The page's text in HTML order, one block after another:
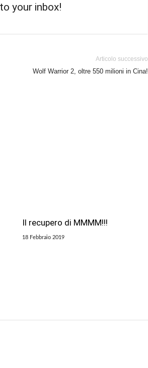
your inbox!
Articolo successivo
Wolf Warrior 2, oltre 550 milioni in Cina!
Il recupero di MMMM!!!
18 Febbraio 2019